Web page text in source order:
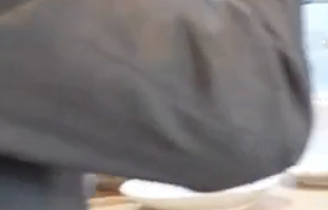
των επιχειρήσεων καλούνται να βρουν
καθημερινά αλλά και να
την αξιοποίηση νέων τεχνολογιών.
διοργανώνει το
Tech Summit 2026,
19 Μαΐου
. Σκοπός του συνεδρίου είναι να